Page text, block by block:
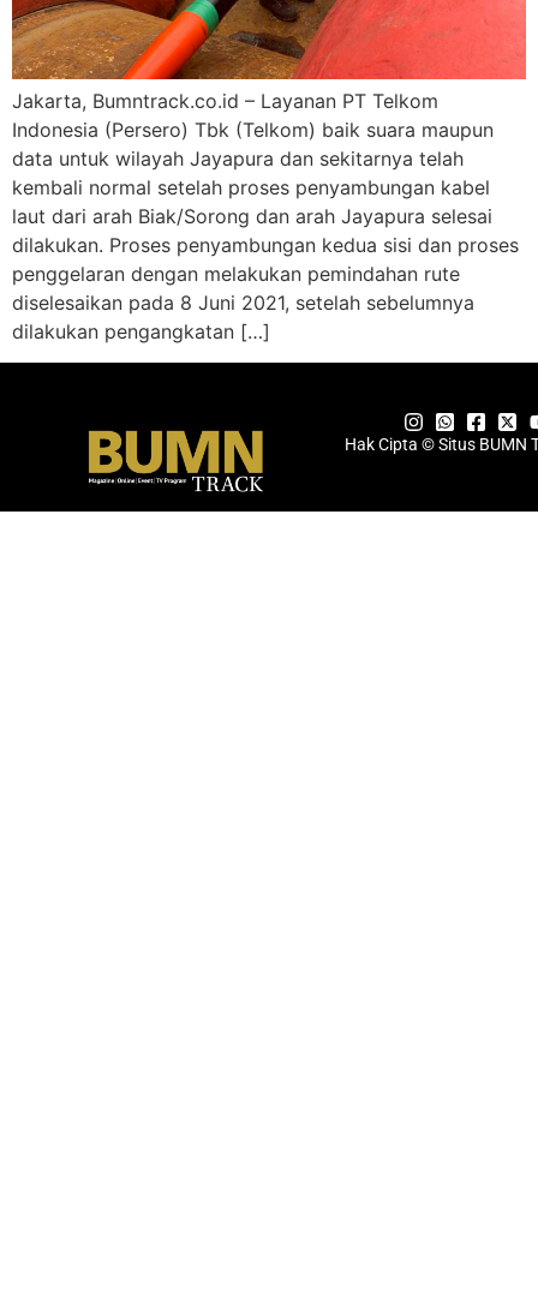
Jakarta, Bumntrack.co.id – Layanan PT Telkom
Indonesia (Persero) Tbk (Telkom) baik suara maupun
data untuk wilayah Jayapura dan sekitarnya telah
kembali normal setelah proses penyambungan kabel
laut dari arah Biak/Sorong dan arah Jayapura selesai
dilakukan. Proses penyambungan kedua sisi dan proses
penggelaran dengan melakukan pemindahan rute
diselesaikan pada 8 Juni 2021, setelah sebelumnya
dilakukan pengangkatan […]
Hak Cipta © Situs BUMN